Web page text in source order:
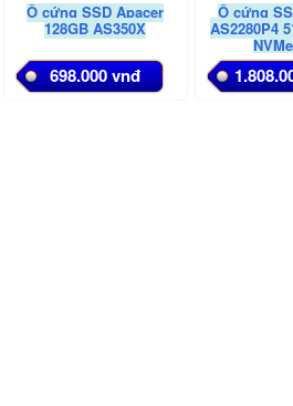
Ổ cứng SSD Apacer
128GB AS350X
698.000 vnđ
Ổ cứng
AS2280P4